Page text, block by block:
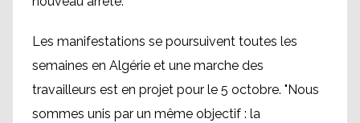
Les manifestations se poursuivent toutes les
semaines en Algérie et une marche des
travailleurs est en projet pour le 5 octobre. "Nous
sommes unis par un même objectif : la